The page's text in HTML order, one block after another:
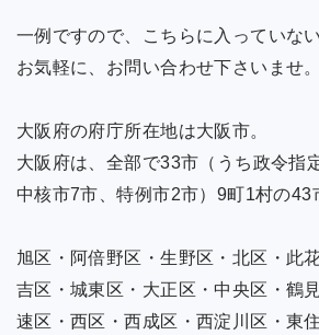
一例ですので、こちらに入っていな
お気軽に、お問い合わせ下さいませ。
大阪府の府庁所在地は大阪市。
大阪府は、全部で33市（うち政令指
中核市7市、特例市2市）9町1村の43
旭区・阿倍野区・生野区・北区・此
吉区・城東区・大正区・中央区・鶴
速区・西区・西成区・西淀川区・東